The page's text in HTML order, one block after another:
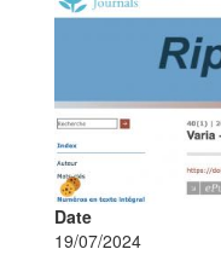
Date
19/07/2024